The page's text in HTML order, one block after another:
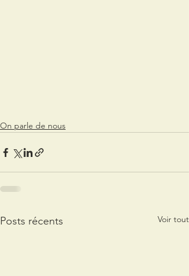
On parle de nous
Posts récents Voir tout